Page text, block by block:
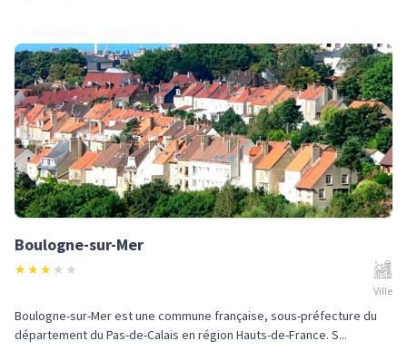
Boulogne-sur-Mer
★★★ ★ ★
Ville
Boulogne-sur-Mer est une commune française, sous-préfecture du
département du Pas-de-Calais en région Hauts-de-France. S...